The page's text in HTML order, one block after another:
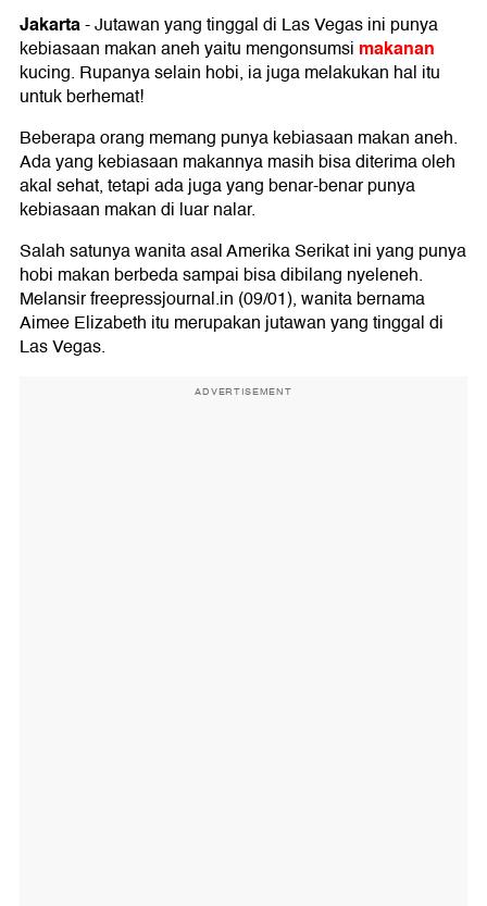
Jakarta-Jutawan yang tinggal di Las Vegas ini punya
kebiasaan makan aneh yaitu mengonsumsi makanan
kucing. Rupanya selain hobi, ia juga melakukan hal itu
untuk berhemat!
Beberapa orang memang punya kebiasaan makan aneh.
Ada yang kebiasaan makannya masih bisa diterima oleh
akal sehat, tetapi ada juga yang benar-benar punya
kebiasaan makan di luar nalar.
Salah satunya wanita asal Amerika Serikat ini yang punya
hobi makan berbeda sampai bisa dibilang nyeleneh.
Melansir freepressjournal.in (09/01), wanita bernama
Aimee Elizabeth itu merupakan jutawan yang tinggal di
Las Vegas.
ADVERTISEMENT